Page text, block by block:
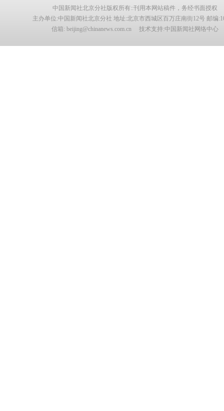
中国新闻社北京分社版权所有::刊用本网站稿件，务经书面授权
主办单位:中国新闻社北京分社 地址:北京市西城区百万庄南街12号 邮编
信箱: beijing@chinanews.com.cn 技术支持:中国新闻社网络中心